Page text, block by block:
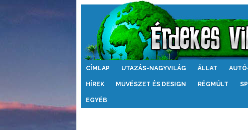
Érdekes
CÍMLAP UTAZÁS-NAGYVILÁG ÁLLAT
HÍREK MŰVÉSZET ÉS DESIGN RÉGMÚLT
EGYÉB